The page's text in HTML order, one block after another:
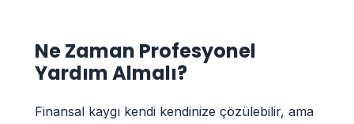
Ne Zaman Profesyonel
Yardım Almalı?
Finansal kaygı kendi kendinize çözülebilir, ama